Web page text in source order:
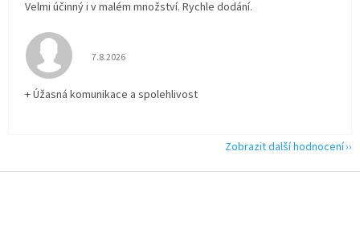
Velmi účinný i v malém množství. Rychle dodání.
Hodnocení obchodu je 5 z 5 hvězdiček.
7.8.2026
+ Úžasná komunikace a spolehlivost
Zobrazit další hodnocení